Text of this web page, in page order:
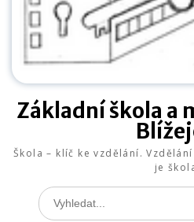
Základní škola a
Škola – klíč ke vzdělání.
je
Search
for: